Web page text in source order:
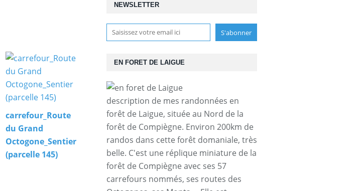
carrefour_Route
du Grand
Octogone_Sentier
(parcelle 145)
NEWSLETTER
EN FORET DE LAIGUE
description de mes randonnées en
forêt de Laigue, située au Nord de la
forêt de Compiègne. Environ 200km de
randos dans cette forêt domaniale, très
belle. C'est une réplique miniature de la
forêt de Compiègne avec ses 57
carrefours nommés, ses routes des